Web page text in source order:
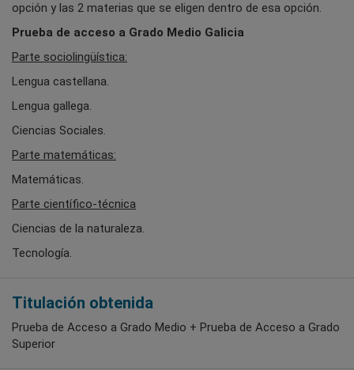
opción y las 2 materias que se eligen dentro de esa opción.
Prueba de acceso a Grado Medio Galicia
Parte sociolingüística:
Lengua castellana.
Lengua gallega.
Ciencias Sociales.
Parte matemáticas:
Matemáticas.
Parte científico-técnica
Ciencias de la naturaleza.
Tecnología.
Titulación obtenida
Prueba de Acceso a Grado Medio + Prueba de Acceso a Grado
Superior